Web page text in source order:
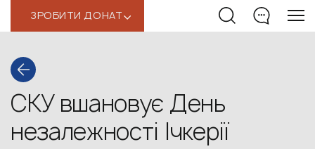
ЗРОБИТИ ДОНАТ‹
СКУ вшановує День
незалежності Ічкерії